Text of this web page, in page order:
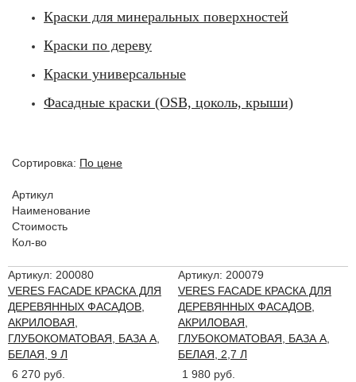
Краски для минеральных поверхностей
Краски по дереву
Краски универсальные
Фасадные краски (OSB, цоколь, крыши)
Сортировка: По цене
Артикул
Наименование
Стоимость
Кол-во
Артикул: 200080
VERES FACADE КРАСКА ДЛЯ
ДЕРЕВЯННЫХ ФАСАДОВ,
АКРИЛОВАЯ,
ГЛУБОКОМАТОВАЯ, БАЗА A,
БЕЛАЯ, 9 Л
6 270 руб.
Артикул: 200079
VERES FACADE КРАСКА ДЛЯ
ДЕРЕВЯННЫХ ФАСАДОВ,
АКРИЛОВАЯ,
ГЛУБОКОМАТОВАЯ, БАЗА A,
БЕЛАЯ, 2,7 Л
1 980 руб.